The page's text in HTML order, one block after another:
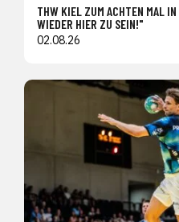
THW KIEL ZUM ACHTEN MAL
WIEDER HIER ZU SEIN!"
02.08.26